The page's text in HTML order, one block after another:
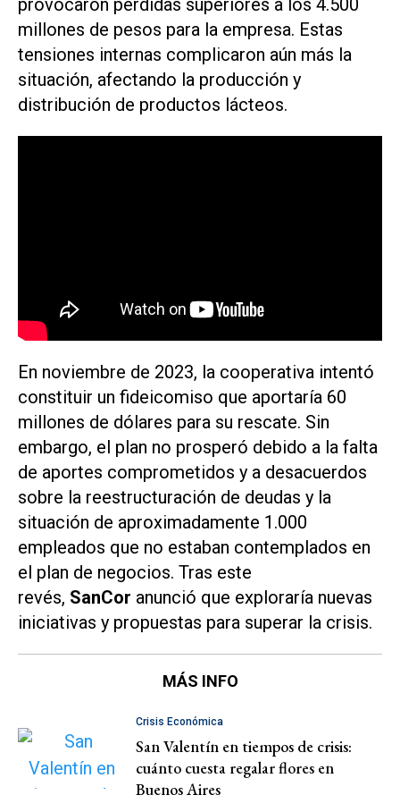
provocaron pérdidas superiores a los 4.500
millones de pesos para la empresa. Estas
tensiones internas complicaron aún más la
situación, afectando la producción y
distribución de productos lácteos.
En noviembre de 2023, la cooperativa intentó
constituir un fideicomiso que aportaría 60
millones de dólares para su rescate. Sin
embargo, el plan no prosperó debido a la falta
de aportes comprometidos y a desacuerdos
sobre la reestructuración de deudas y la
situación de aproximadamente 1.000
empleados que no estaban contemplados en
el plan de negocios. Tras este
revés, SanCor anunció que exploraría nuevas
iniciativas y propuestas para superar la crisis.
MÁS INFO
Crisis Económica
San Valentín en tiempos de crisis:
cuánto cuesta regalar flores en
Buenos Aires